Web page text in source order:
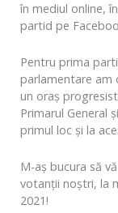
în mediul online,
partid pe
Pentru prima
parlamentare am
un oraș
Primarul General
primul loc și la
M-aș bucura să
votanții noștri, la
2021!